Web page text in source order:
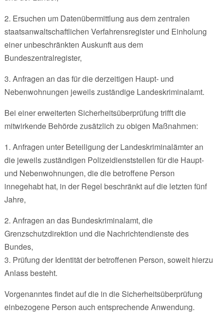
2. Ersuchen um Datenübermittlung aus dem zentralen
staatsanwaltschaftlichen Verfahrensregister und Einholung
einer unbeschränkten Auskunft aus dem
Bundeszentralregister,
3. Anfragen an das für die derzeitigen Haupt- und
Nebenwohnungen jeweils zuständige Landeskriminalamt.
Bei einer erweiterten Sicherheitsüberprüfung trifft die
mitwirkende Behörde zusätzlich zu obigen Maßnahmen:
1. Anfragen unter Beteiligung der Landeskriminalämter an
die jeweils zuständigen Polizeidienststellen für die Haupt-
und Nebenwohnungen, die die betroffene Person
innegehabt hat, in der Regel beschränkt auf die letzten fünf
Jahre,
2. Anfragen an das Bundeskriminalamt, die
Grenzschutzdirektion und die Nachrichtendienste des
Bundes,
3. Prüfung der Identität der betroffenen Person, soweit hierzu
Anlass besteht.
Vorgenanntes findet auf die in die Sicherheitsüberprüfung
einbezogene Person auch entsprechende Anwendung.